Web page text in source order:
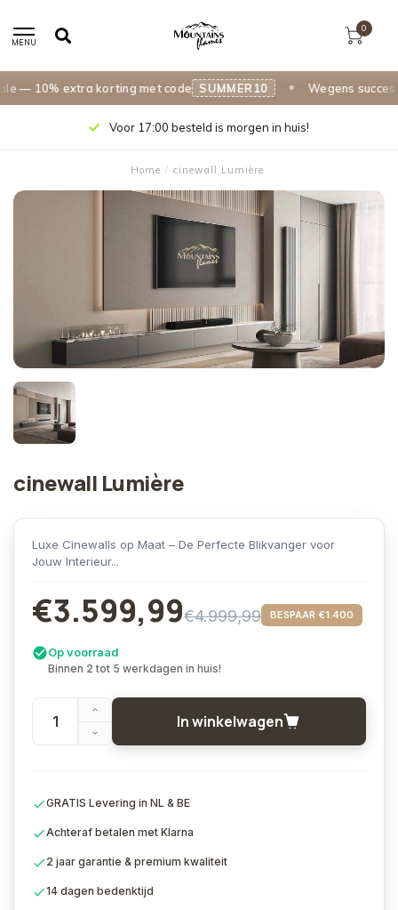
— 10% extra korting met code SUMMER10 Wegens succes
MENU
0
Voor 17:00 besteld is morgen in huis!
Home / cinewall Lumière
cinewall Lumière
Luxe Cinewalls op Maat – De Perfecte Blikvanger voor
Jouw Interieur...
€3.599,99€4.999,99 BESPAAR €1.400
Op voorraad
Binnen 2 tot 5 werkdagen in huis!
In winkelwagen
GRATIS Levering in NL & BE
Achteraf betalen met Klarna
2 jaar garantie & premium kwaliteit
14 dagen bedenktijd